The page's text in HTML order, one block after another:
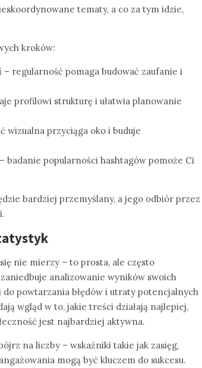
tematy, a co za tym idzie,
kroków:
– regularność pomaga budować zaufanie i
profilowi strukturę i ułatwia planowanie
wizualna przyciąga oko i buduje
– badanie popularności hashtagów pomoże Ci
bardziej przemyślany, a jego odbiór przez
nie mierzy – to prosta, ale często
analizowanie wyników swoich
do powtarzania błędów i utraty potencjalnych
wgląd w to, jakie treści działają najlepiej,
jest najbardziej aktywna.
na liczby – wskaźniki takie jak zasięg,
mogą być kluczem do sukcesu.